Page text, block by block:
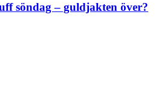
söndag – guldjakten över?